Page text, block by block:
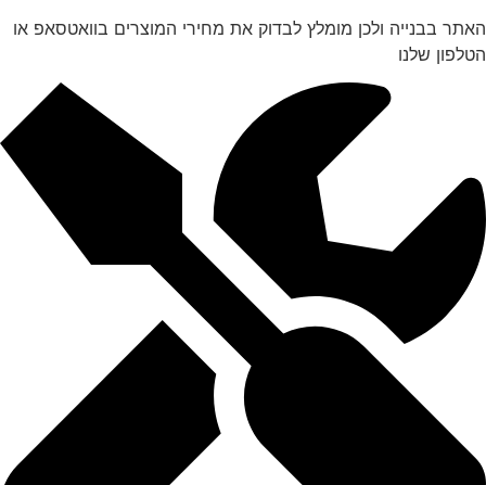
האתר בבנייה ולכן מומלץ לבדוק את מחירי המוצרים בוואטסאפ או
הטלפון שלנו